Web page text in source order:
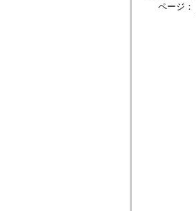
ページ：